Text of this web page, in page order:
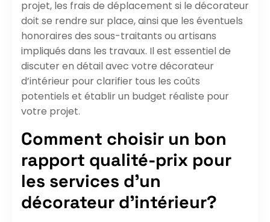
projet, les frais de déplacement si le décorateur
doit se rendre sur place, ainsi que les éventuels
honoraires des sous-traitants ou artisans
impliqués dans les travaux. Il est essentiel de
discuter en détail avec votre décorateur
d’intérieur pour clarifier tous les coûts
potentiels et établir un budget réaliste pour
votre projet.
Comment choisir un bon
rapport qualité-prix pour
les services d’un
décorateur d’intérieur?